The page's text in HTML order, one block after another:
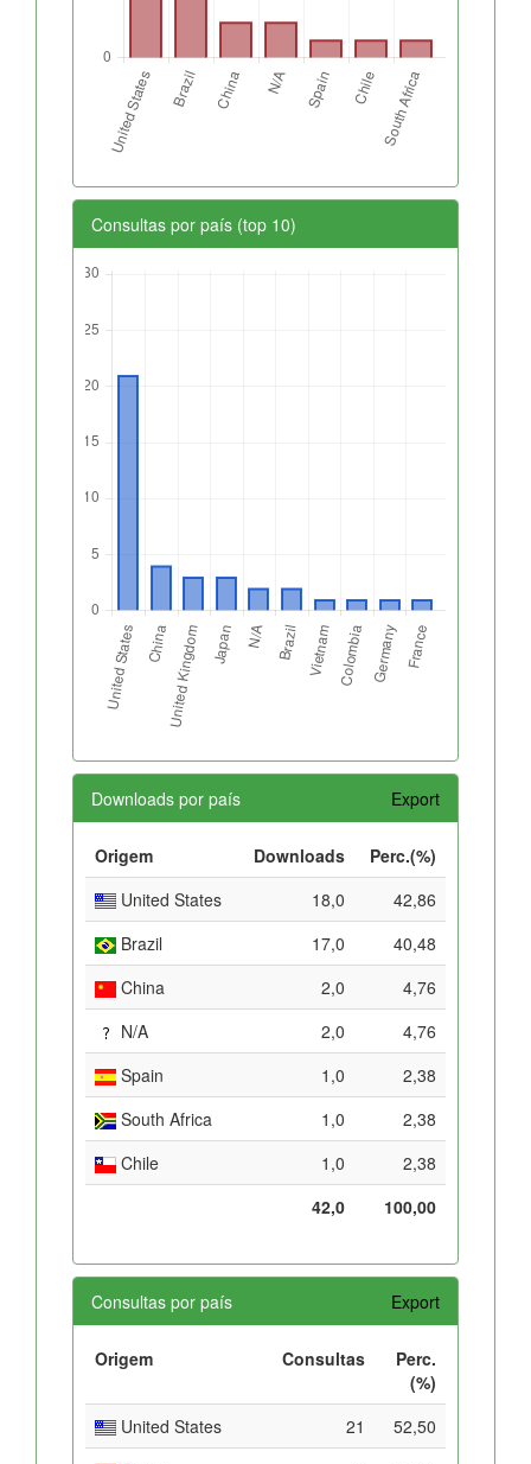
Consultas por país (top 10)
Downloads por país Export
Origem Downloads
Perc.(%)
United States
18,0
42,86
Brazil
17,0
40,48
China
2,0
4,76
N/A
2,0
4,76
Spain
1,0
2,38
South Africa
1,0
2,38
Chile
1,0
2,38
42,0
100,00
Consultas por país Export
Origem Consultas
Perc.
(%)
United States
21
52,50